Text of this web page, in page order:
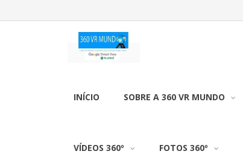
INÍCIO SOBRE A 360 VR MUNDO
VÍDEOS 360º FOTOS 360º